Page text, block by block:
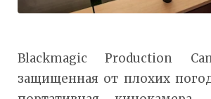
Blackmagic Production
защищенная от плохих